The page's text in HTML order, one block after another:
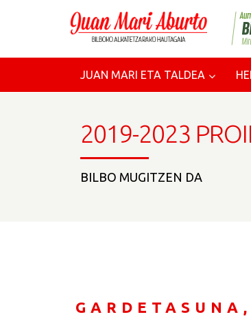
JUAN MARI ETA TALDEA
2019-2023
BILBO MUGITZEN DA